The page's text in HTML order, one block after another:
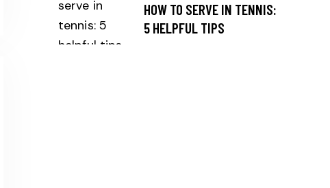
HOW TO SERVE IN TENNIS:
5 HELPFUL TIPS